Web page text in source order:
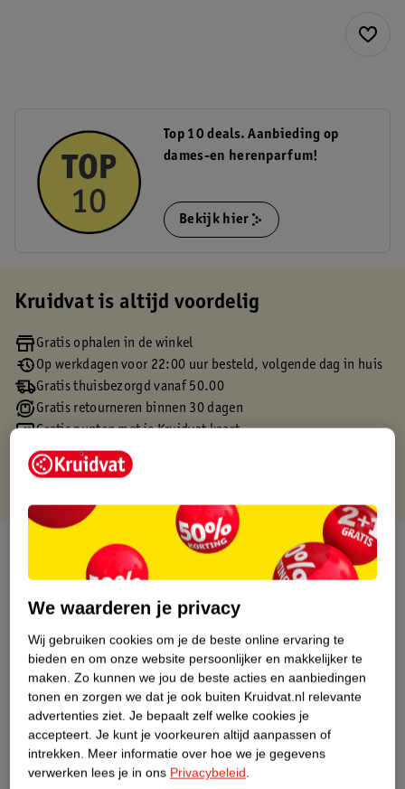
Top 10 deals. Aanbieding op
dames-en herenparfum!
Bekijk hier
Kruidvat is altijd voordelig
Gratis ophalen in de winkel
Op werkdagen voor 22:00 uur besteld, volgende dag in huis
Gratis thuisbezorgd vanaf 50.00
Gratis retourneren binnen 30 dagen
Gratis punten met je Kruidvat kaart
Over dit product
Etiketinformatie
Nature Impact Score
Dit product heeft (nog) geen Nature
Impact Score.
Meer informatie
We waarderen je privacy
Wij gebruiken cookies om je de beste online ervaring te
bieden en om onze website persoonlijker en makkelijker te
maken. Zo kunnen we jou de beste acties en aanbiedingen
tonen en zorgen we dat je ook buiten Kruidvat.nl relevante
advertenties ziet. Je bepaalt zelf welke cookies je
accepteert. Je kunt je voorkeuren altijd aanpassen of
intrekken. Meer informatie over hoe we je gegevens
verwerken lees je in ons Privacybeleid.